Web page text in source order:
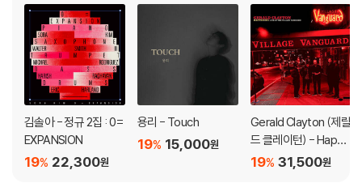
김솔아 - 정규 2집 : 0=
EXPANSION
22,300원
19%
용리 - Touch
15,000원
19%
Gerald Clayton (제랄
드 클레이턴) - Happe
ning: Live At The Vill
31,500원
19%